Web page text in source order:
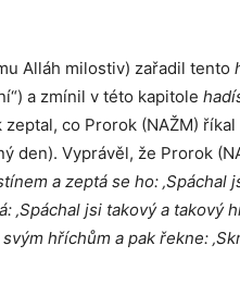
Alláh milostiv) zařadil tento
a zmínil v této kapitole
co Prorok (NAŽM) říkal
den). Vyprávěl, že Prorok
a zeptá se ho: ‚Spáchal
‚Spáchal jsi takový a takový
hříchům a pak řekne: